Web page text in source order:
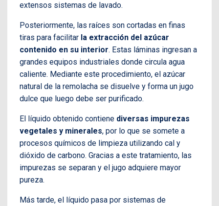
extensos sistemas de lavado.
Posteriormente, las raíces son cortadas en finas
tiras para facilitar la extracción del azúcar
contenido en su interior. Estas láminas ingresan a
grandes equipos industriales donde circula agua
caliente. Mediante este procedimiento, el azúcar
natural de la remolacha se disuelve y forma un jugo
dulce que luego debe ser purificado.
El líquido obtenido contiene diversas impurezas
vegetales y minerales, por lo que se somete a
procesos químicos de limpieza utilizando cal y
dióxido de carbono. Gracias a este tratamiento, las
impurezas se separan y el jugo adquiere mayor
pureza.
Más tarde, el líquido pasa por sistemas de